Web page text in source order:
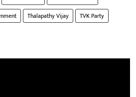
Thalapathy Vijay TVK Party